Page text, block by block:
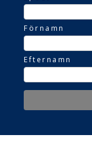
Förnamn
Efternamn